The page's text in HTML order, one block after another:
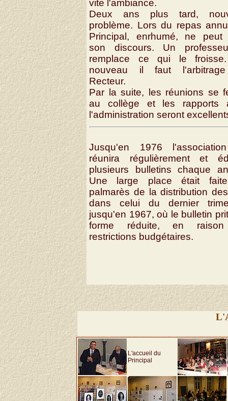
vite l'ambiance.
Deux ans plus tard,
problème. Lors du repas
Principal, enrhumé, ne peut
son discours. Un
remplace ce qui le
nouveau il faut
Recteur.
Par la suite, les réunions se
au collège et les rapports
l'administration seront
Jusqu'en 1976
réunira régulièrement et
plusieurs bulletins chaque
Une large place était
palmarès de la distribution
dans celui du dernier
jusqu'en 1967, où le bulletin
forme réduite, en
restrictions budgétaires.
L'accueil du
Principal